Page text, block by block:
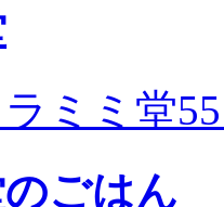
ミミ堂
ごはん